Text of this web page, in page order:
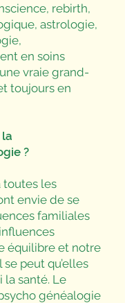
rebirth,
astrologie,
en soins
vraie grand-
toujours en
la
?
toutes les
envie de se
familiales
équilibre et notre
peut qu’elles
la santé. Le
généalogie